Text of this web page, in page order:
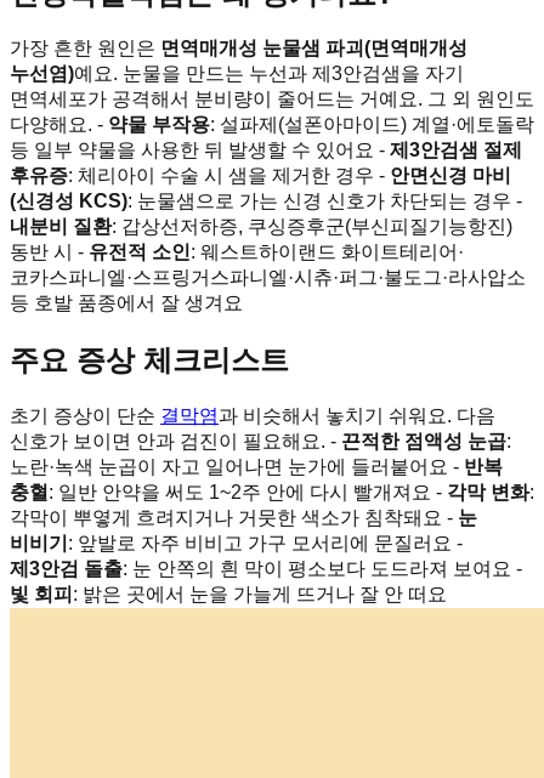
가장 흔한 원인은 면역매개성 눈물샘 파괴(면역매개성
누선염)예요. 눈물을 만드는 누선과 제3안검샘을 자기
면역세포가 공격해서 분비량이 줄어드는 거예요. 그 외 원인도
다양해요. - 약물 부작용: 설파제(설폰아마이드) 계열·에토돌락
등 일부 약물을 사용한 뒤 발생할 수 있어요 - 제3안검샘 절제
후유증: 체리아이 수술 시 샘을 제거한 경우 - 안면신경 마비
(신경성 KCS): 눈물샘으로 가는 신경 신호가 차단되는 경우 -
내분비 질환: 갑상선저하증, 쿠싱증후군(부신피질기능항진)
동반 시 - 유전적 소인: 웨스트하이랜드 화이트테리어·
코카스파니엘·스프링거스파니엘·시츄·퍼그·불도그·라사압소
등 호발 품종에서 잘 생겨요
주요 증상 체크리스트
초기 증상이 단순 결막염과 비슷해서 놓치기 쉬워요. 다음
신호가 보이면 안과 검진이 필요해요. - 끈적한 점액성 눈곱:
노란·녹색 눈곱이 자고 일어나면 눈가에 들러붙어요 - 반복
충혈 : 일반 안약을 써도 1~2주 안에 다시 빨개져요 - 각막 변화:
각막이 뿌옇게 흐려지거나 거뭇한 색소가 침착돼요 - 눈
비비기 : 앞발로 자주 비비고 가구 모서리에 문질러요 -
제3안검 돌출: 눈 안쪽의 흰 막이 평소보다 도드라져 보여요 -
빛 회피 : 밝은 곳에서 눈을 가늘게 뜨거나 잘 안 떠요